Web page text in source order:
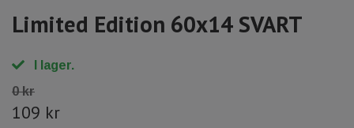
Limited Edition 60x14 SVART
I lager.
0 kr
109 kr